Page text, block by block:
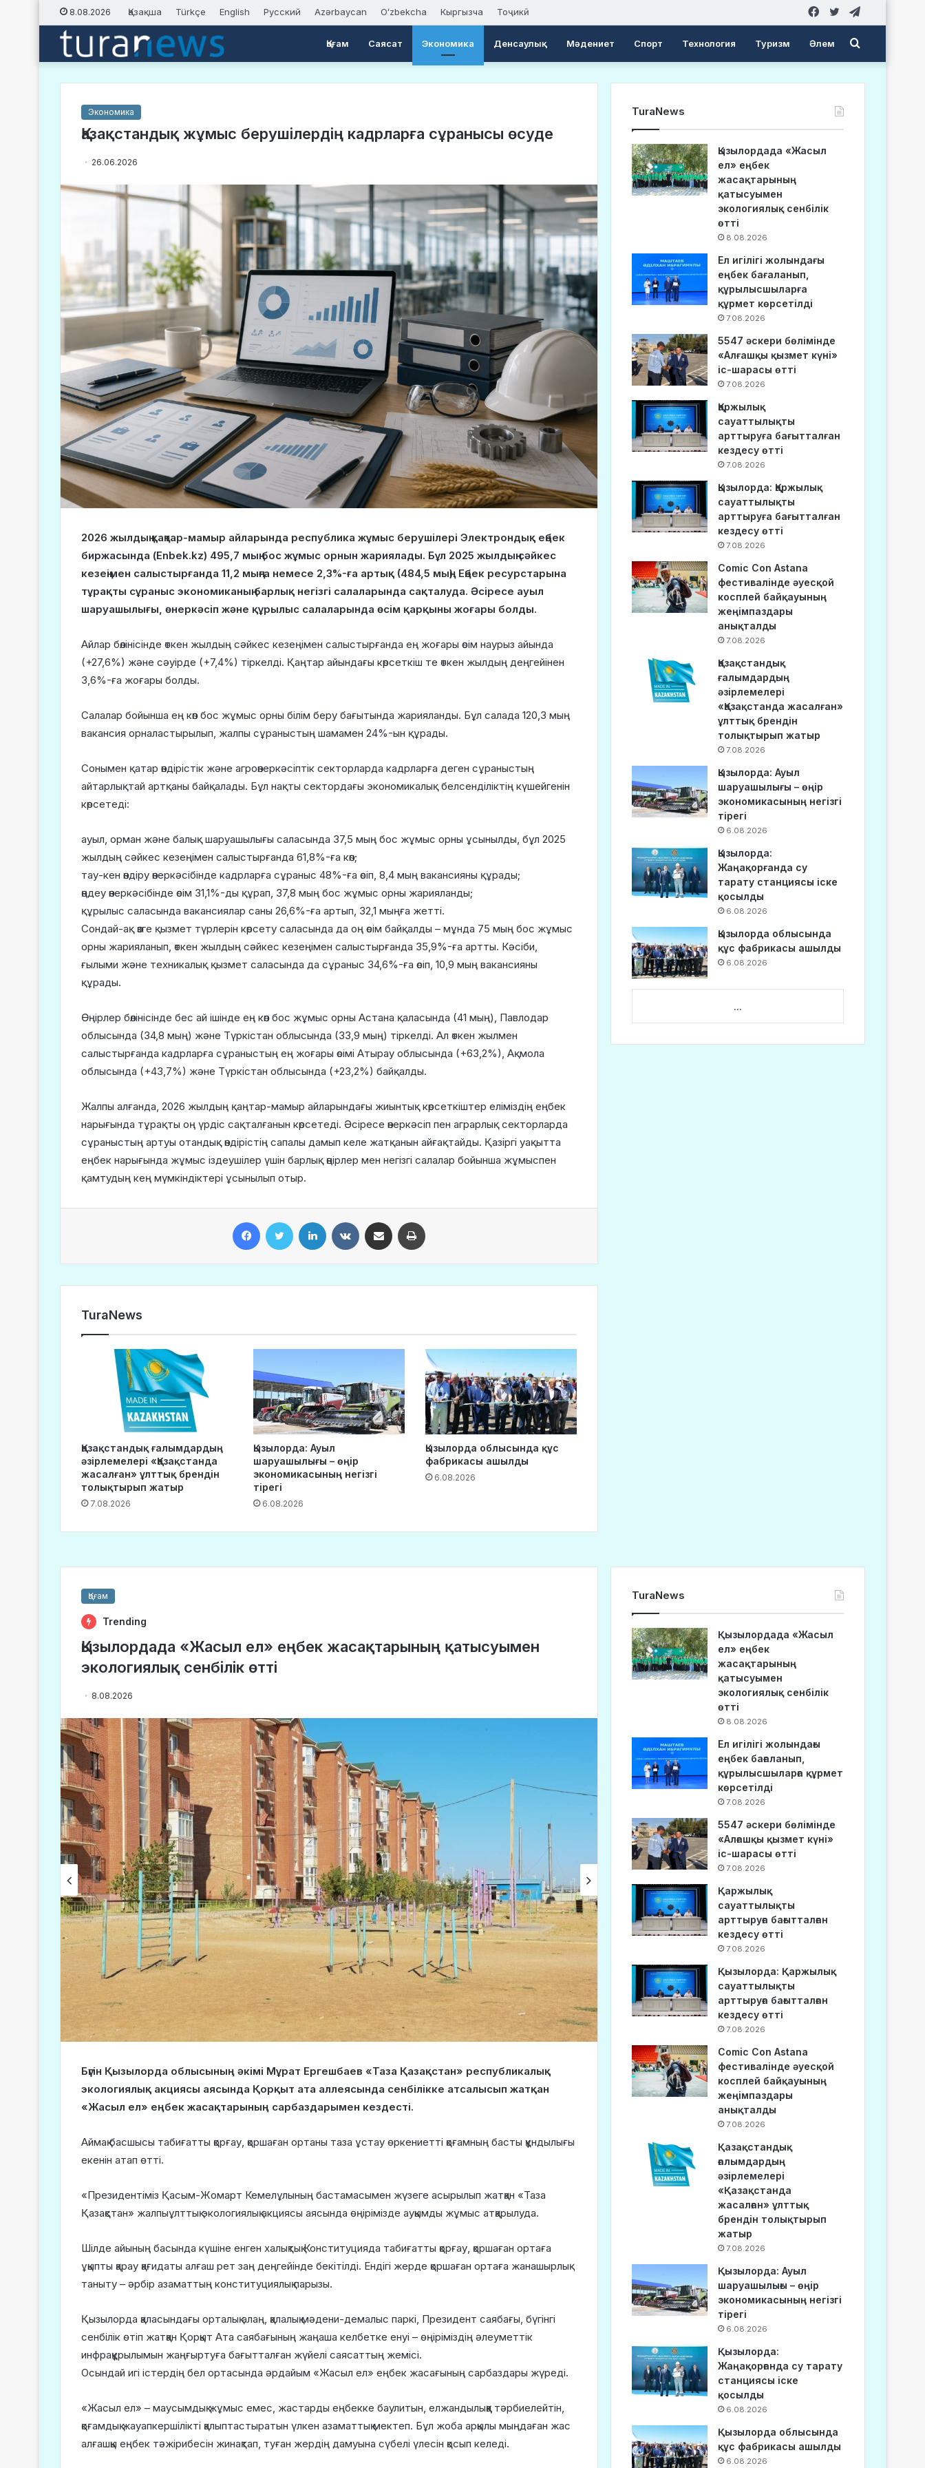
8.08.2026 Қазақша Türkçe English Русский Azərbaycan Oʻzbekcha Кыргызча Тоҷикӣ Twitter
Facebook
Қоғам Саясат Экономика Денсаулық Мәдениет Спорт Технология Туризм Әлем Search
for
Экономика
Қазақстандық жұмыс берушілердің кадрларға сұранысы өсуде
26.06.2026
2026 жылдың қаңтар-мамыр айларында республика жұмыс берушілері Электрондық еңбек
биржасында (Enbek.kz) 495,7 мың бос жұмыс орнын жариялады. Бұл 2025 жылдың сәйкес
кезеңімен салыстырғанда 11,2 мыңға немесе 2,3%-ға артық (484,5 мың). Еңбек ресурстарына
тұрақты сұраныс экономиканың барлық негізгі салаларында сақталуда. Әсіресе ауыл
шаруашылығы, өнеркәсіп және құрылыс салаларында өсім қарқыны жоғары болды.
Айлар бөлінісінде өткен жылдың сәйкес кезеңімен салыстырғанда ең жоғары өсім наурыз айында
(+27,6%) және сәуірде (+7,4%) тіркелді. Қаңтар айындағы көрсеткіш те өткен жылдың деңгейінен
3,6%-ға жоғары болды.
Салалар бойынша ең көп бос жұмыс орны білім беру бағытында жарияланды. Бұл салада 120,3 мың
вакансия орналастырылып, жалпы сұраныстың шамамен 24%-ын құрады.
Сонымен қатар өндірістік және агроөнеркәсіптік секторларда кадрларға деген сұраныстың
айтарлықтай артқаны байқалады. Бұл нақты сектордағы экономикалық белсенділіктің күшейгенін
көрсетеді:
ауыл, орман және балық шаруашылығы саласында 37,5 мың бос жұмыс орны ұсынылды, бұл 2025
жылдың сәйкес кезеңімен салыстырғанда 61,8%-ға көп;
тау-кен өндіру өнеркәсібінде кадрларға сұраныс 48%-ға өсіп, 8,4 мың вакансияны құрады;
өңдеу өнеркәсібінде өсім 31,1%-ды құрап, 37,8 мың бос жұмыс орны жарияланды;
құрылыс саласында вакансиялар саны 26,6%-ға артып, 32,1 мыңға жетті.
Сондай-ақ өзге қызмет түрлерін көрсету саласында да оң өсім байқалды – мұнда 75 мың бос жұмыс
орны жарияланып, өткен жылдың сәйкес кезеңімен салыстырғанда 35,9%-ға артты. Кәсіби,
ғылыми және техникалық қызмет саласында да сұраныс 34,6%-ға өсіп, 10,9 мың вакансияны
құрады.
Өңірлер бөлінісінде бес ай ішінде ең көп бос жұмыс орны Астана қаласында (41 мың), Павлодар
облысында (34,8 мың) және Түркістан облысында (33,9 мың) тіркелді. Ал өткен жылмен
салыстырғанда кадрларға сұраныстың ең жоғары өсімі Атырау облысында (+63,2%), Ақмола
облысында (+43,7%) және Түркістан облысында (+23,2%) байқалды.
Жалпы алғанда, 2026 жылдың қаңтар-мамыр айларындағы жиынтық көрсеткіштер еліміздің еңбек
нарығында тұрақты оң үрдіс сақталғанын көрсетеді. Әсіресе өнеркәсіп пен аграрлық секторларда
сұраныстың артуы отандық өндірістің сапалы дамып келе жатқанын айғақтайды. Қазіргі уақытта
еңбек нарығында жұмыс іздеушілер үшін барлық өңірлер мен негізгі салалар бойынша жұмыспен
қамтудың кең мүмкіндіктері ұсынылып отыр.
TuraNews
Қазақстандық ғалымдардың
әзірлемелері «Қазақстанда
жасалған» ұлттық брендін
толықтырып жатыр
7.08.2026
Қызылорда: Ауыл
шаруашылығы – өңір
экономикасының негізгі
тірегі
6.08.2026
Қызылорда облысында құс
фабрикасы ашылды
6.08.2026
TuraNews
Қызылордада «Жасыл
ел» еңбек
жасақтарының
қатысуымен
экологиялық сенбілік
өтті
8.08.2026
Ел игілігі жолындағы
еңбек бағаланып,
құрылысшыларға
құрмет көрсетілді
7.08.2026
5547 әскери бөлімінде
«Алғашқы қызмет күні»
іс-шарасы өтті
7.08.2026
Қаржылық
сауаттылықты
арттыруға бағытталған
кездесу өтті
7.08.2026
Қызылорда: Қаржылық
сауаттылықты
арттыруға бағытталған
кездесу өтті
7.08.2026
Comic Con Astana
фестивалінде әуесқой
косплей байқауының
жеңімпаздары
анықталды
7.08.2026
Қазақстандық
ғалымдардың
әзірлемелері
«Қазақстанда жасалған»
ұлттық брендін
толықтырып жатыр
7.08.2026
Қызылорда: Ауыл
шаруашылығы – өңір
экономикасының негізгі
тірегі
6.08.2026
Қызылорда:
Жаңақорғанда су
тарату станциясы іске
қосылды
6.08.2026
Қызылорда облысында
құс фабрикасы ашылды
6.08.2026
...